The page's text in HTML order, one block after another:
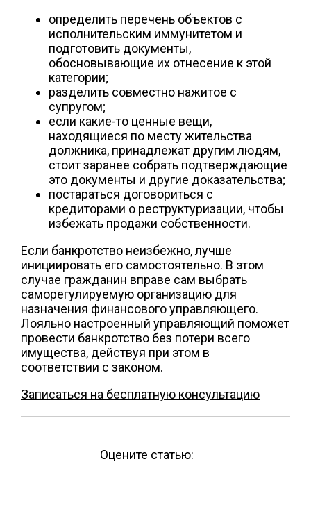
определить перечень объектов с
исполнительским иммунитетом и
подготовить документы,
обосновывающие их отнесение к этой
категории;
разделить совместно нажитое с
супругом;
если какие-то ценные вещи,
находящиеся по месту жительства
должника, принадлежат другим людям,
стоит заранее собрать подтверждающие
это документы и другие доказательства;
постараться договориться с
кредиторами о реструктуризации, чтобы
избежать продажи собственности.
Если банкротство неизбежно, лучше
инициировать его самостоятельно. В этом
случае гражданин вправе сам выбрать
саморегулируемую организацию для
назначения финансового управляющего.
Лояльно настроенный управляющий поможет
провести банкротство без потери всего
имущества, действуя при этом в
соответствии с законом.
Записаться на бесплатную консультацию
Оцените статью: